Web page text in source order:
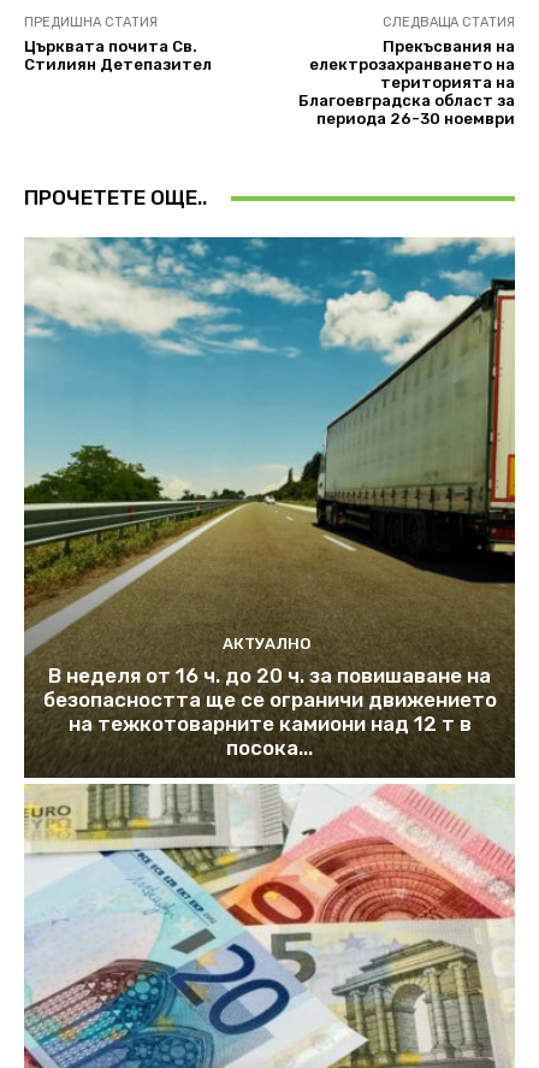
ПРЕДИШНА СТАТИЯ
Църквата почита Св.
Стилиян Детепазител
СЛЕДВАЩА СТАТИЯ
Прекъсвания на
електрозахранването на
територията на
Благоевградска област за
периода 26-30 ноември
ПРОЧЕТЕТЕ ОЩЕ..
АКТУАЛНО
В неделя от 16 ч. до 20 ч. за повишаване на
безопасността ще се ограничи движението
на тежкотоварните камиони над 12 т в
посока...